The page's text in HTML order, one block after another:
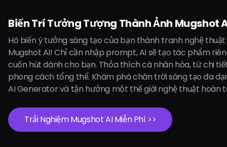
Biến Trí Tưởng Tượng Thành Ảnh Mugshot
Hô biến ý tưởng sáng tạo của bạn thành tranh nghệ
Mugshot AI! Chỉ cần nhập prompt, AI sẽ tạo tác phẩm
cuốn hút dành cho bạn. Thỏa thích cá nhân hóa, từ chi
phong cách tổng thể. Khám phá chân trời sáng tạo đa
AI Generator và tận hưởng một thế giới nghệ thuật hoàn
Trải Nghiệm Mugshot AI Miễn Phí >>